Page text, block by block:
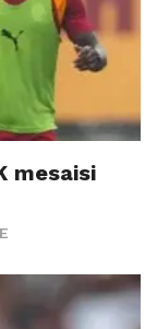
mesaisi